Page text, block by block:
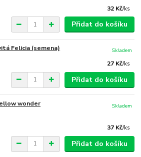
32 Kč/ks
Přidat do košíku
Felicia (semena)
27 Kč/ks
Skladem
Přidat do košíku
wonder
37 Kč/ks
Skladem
Přidat do košíku